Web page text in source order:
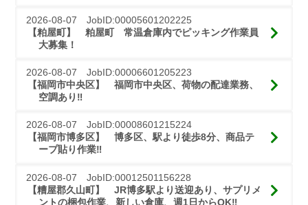
2026-08-07 JobID:00005601202225
【粕屋町】 粕屋町　常温倉庫内でピッキング作業員
大募集！
2026-08-07 JobID:00006601205223
【福岡市中央区】 福岡市中央区、荷物の配達業務、
空調あり‼
2026-08-07 JobID:00008601215224
【福岡市博多区】 博多区、駅より徒歩8分、商品テ
ープ貼り作業‼
2026-08-07 JobID:00012501156228
【糟屋郡久山町】 JR博多駅より送迎あり、サプリメ
ントの梱包作業、新しい倉庫、週1日からOK‼